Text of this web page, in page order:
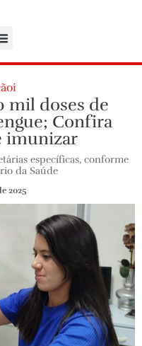
mil doses de
Confira
imunizar
específicas, conforme
da Saúde
2025